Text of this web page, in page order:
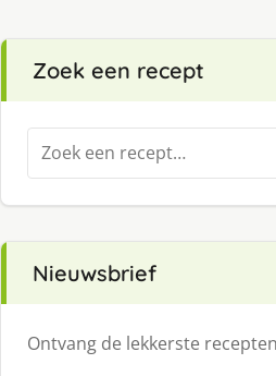
Zoek een recept
Zoeken
naar:
Nieuwsbrief
Ontvang de lekkerste